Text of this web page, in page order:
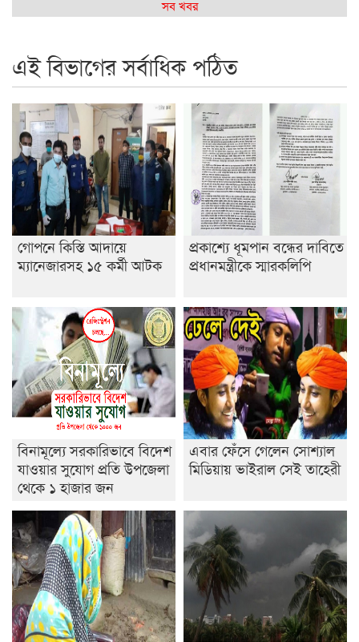
রাজশাইন একাডেমির ফল প্রকাশ ও পুরস্কার বিতরণ
রাজশাহী কলেজের শিক্ষার্থী শাখাওয়াত পেলেন স্টার এক্সিলেন্স
অ্যাওয়ার্ড
বিশ্ব নদী বিবস উপলক্ষে নদী সুরক্ষায় নাওযাত্রা
খেলার মাঠে বানানো হয়েছে গর্ত ঝুঁকিতে আষাড়িয়াদহর দুই
বিদ্যালয়
ইসলামের ইতিহাস ও সংস্কৃতি বিভাগের লাইট হাউজ ক্লাবের
নেতৃত্ব ইসতিয়াক-মাহফুজ
ডাকসুতে শিবিরের নিরঙ্কুশ জয়
রাজশাহীতে ট্রাকচাপায় ভ্যানচালক নিহত
শেষ সময়ে ভোট কারচুরি অভিযোগ আবিদের
সব খবর
এই বিভাগের সর্বাধিক পঠিত
গোপনে কিস্তি আদায়ে
ম্যানেজারসহ ১৫ কর্মী আটক
প্রকাশ্যে ধূমপান বন্ধের দাবিতে
প্রধানমন্ত্রীকে স্মারকলিপি
বিনামূল্যে সরকারিভাবে বিদেশ
যাওয়ার সুযোগ প্রতি উপজেলা
থেকে ১ হাজার জন
এবার ফেঁসে গেলেন সোশ্যাল
মিডিয়ায় ভাইরাল সেই তাহেরী